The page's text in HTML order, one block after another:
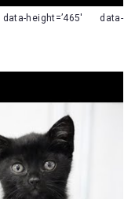
height=’465′ data-